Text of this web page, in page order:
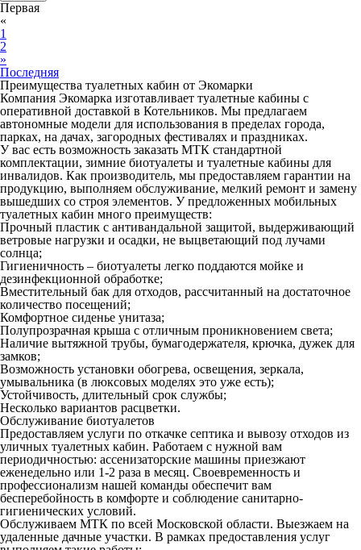
Первая
«
1
2
»
Последняя
Преимущества туалетных кабин от Экомарки
Компания Экомарка изготавливает туалетные кабины с
оперативной доставкой в Котельников. Мы предлагаем
автономные модели для использования в пределах города,
парках, на дачах, загородных фестивалях и праздниках.
У вас есть возможность заказать МТК стандартной
комплектации, зимние биотуалеты и туалетные кабины для
инвалидов. Как производитель, мы предоставляем гарантии на
продукцию, выполняем обслуживание, мелкий ремонт и замену
вышедших со строя элементов. У предложенных мобильных
туалетных кабин много преимуществ:
Прочный пластик с антивандальной защитой, выдерживающий
ветровые нагрузки и осадки, не выцветающий под лучами
солнца;
Гигиеничность – биотуалеты легко поддаются мойке и
дезинфекционной обработке;
Вместительный бак для отходов, рассчитанный на достаточное
количество посещений;
Комфортное сиденье унитаза;
Полупрозрачная крыша с отличным проникновением света;
Наличие вытяжной трубы, бумагодержателя, крючка, дужек для
замков;
Возможность установки обогрева, освещения, зеркала,
умывальника (в люксовых моделях это уже есть);
Устойчивость, длительный срок службы;
Несколько вариантов расцветки.
Обслуживание биотуалетов
Предоставляем услуги по откачке септика и вывозу отходов из
уличных туалетных кабин. Работаем с нужной вам
периодичностью: ассенизаторские машины приезжают
еженедельно или 1-2 раза в месяц. Своевременность и
профессионализм нашей команды обеспечит вам
бесперебойность в комфорте и соблюдение санитарно-
гигиенических условий.
Обслуживаем МТК по всей Московской области. Выезжаем на
удаленные дачные участки. В рамках предоставления услуг